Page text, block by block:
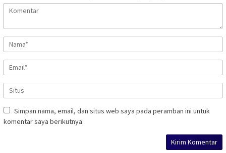
Simpan nama, email, dan situs web saya pada peramban ini untuk
komentar saya berikutnya.